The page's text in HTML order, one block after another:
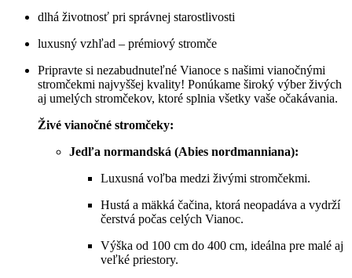
dlhá životnosť pri správnej starostlivosti
luxusný vzhľad – prémiový stromče
Pripravte si nezabudnuteľné Vianoce s našimi vianočnými
stromčekmi najvyššej kvality! Ponúkame široký výber živých
aj umelých stromčekov, ktoré splnia všetky vaše očakávania.
Živé vianočné stromčeky:
Jedľa normandská (Abies nordmanniana):
Luxusná voľba medzi živými stromčekmi.
Hustá a mäkká čačina, ktorá neopadáva a vydrží
čerstvá počas celých Vianoc.
Výška od 100 cm do 400 cm, ideálna pre malé aj
veľké priestory.